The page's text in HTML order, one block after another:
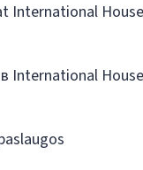
International
International